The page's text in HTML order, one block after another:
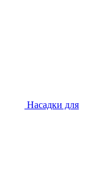
Насадки для